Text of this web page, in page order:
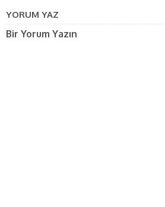
YORUM YAZ
Bir Yorum Yazın